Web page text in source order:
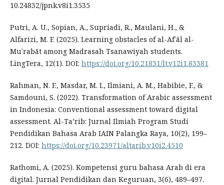
10.24832/jpnk.v8i1.3535
Putri, A. U., Sopian, A., Supriadi, R., Maulani, H., &
Alfarizi, M. F. (2025). Learning obstacles of al-Afʿāl al-
Muʿrabāt among Madrasah Tsanawiyah students.
LingTera, 12(1). DOI: https://doi.org/10.21831/lt.v12i1.83381
Rahman, N. F., Masdar, M. I., Ilmiani, A. M., Habibie, F., &
Samdouni, S. (2022). Transformation of Arabic assessment
in Indonesia: Conventional assessment toward digital
assessment. Al-Ta’rib: Jurnal Ilmiah Program Studi
Pendidikan Bahasa Arab IAIN Palangka Raya, 10(2), 199–
212. DOI: https://doi.org/10.23971/altarib.v10i2.4510
Rathomi, A. (2025). Kompetensi guru bahasa Arab di era
digital. Jurnal Pendidikan dan Keguruan, 3(6), 489–497.